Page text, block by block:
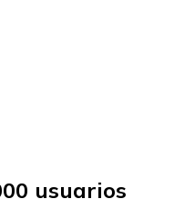
usuarios